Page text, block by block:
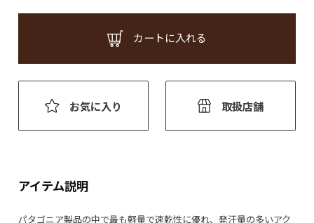
カートに入れる
お気に入り 取扱店舗
アイテム説明
パタゴニア製品の中で最も軽量で速乾性に優れ、発汗量の多いアク